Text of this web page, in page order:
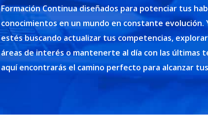
Formación Continua diseñados para potenciar tus
conocimientos en un mundo en constante evolución.
estés buscando actualizar tus competencias,
áreas de interés o mantenerte al día con las últimas
aquí encontrarás el camino perfecto para alcanzar